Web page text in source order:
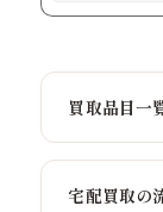
買取品目一
宅配買取の